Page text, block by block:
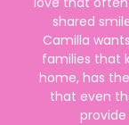
shared
Camilla
families that
home, has
that even